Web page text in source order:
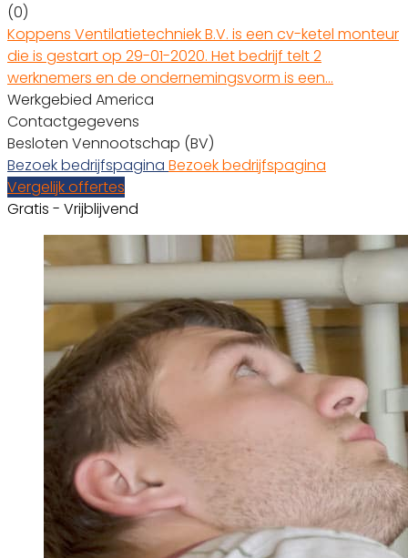
(0)
Koppens Ventilatietechniek B.V. is een cv-ketel monteur
die is gestart op 29-01-2020. Het bedrijf telt 2
werknemers en de ondernemingsvorm is een…
Werkgebied America
Contactgegevens
Besloten Vennootschap (BV)
Bezoek bedrijfspagina Bezoek bedrijfspagina
Vergelijk offertes
Gratis - Vrijblijvend